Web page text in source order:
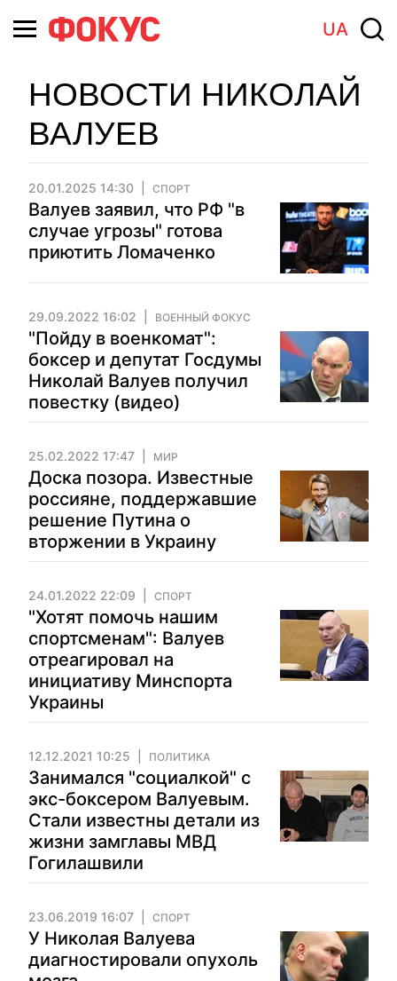
UA
НОВОСТИ НИКОЛАЙ
ВАЛУЕВ
20.01.2025 14:30 СПОРТ
Валуев заявил, что РФ "в
случае угрозы" готова
приютить Ломаченко
29.09.2022 16:02 ВОЕННЫЙ ФОКУС
"Пойду в военкомат":
боксер и депутат Госдумы
Николай Валуев получил
повестку (видео)
25.02.2022 17:47 МИР
Доска позора. Известные
россияне, поддержавшие
решение Путина о
вторжении в Украину
24.01.2022 22:09 СПОРТ
"Хотят помочь нашим
спортсменам": Валуев
отреагировал на
инициативу Минспорта
Украины
12.12.2021 10:25 ПОЛИТИКА
Занимался "социалкой" с
экс-боксером Валуевым.
Стали известны детали из
жизни замглавы МВД
Гогилашвили
23.06.2019 16:07 СПОРТ
У Николая Валуева
диагностировали опухоль